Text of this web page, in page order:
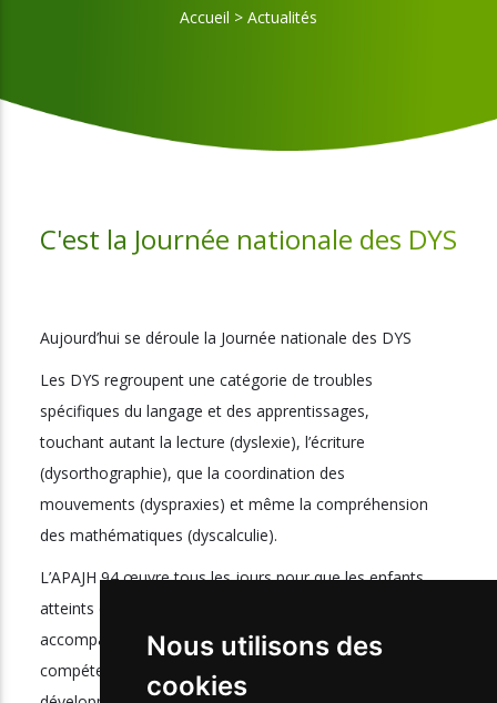
Nous utilisons des
cookies
Accueil > Actualités
C'est la Journée nationale des DYS
Aujourd’hui se déroule la Journée nationale des DYS
Les DYS regroupent une catégorie de troubles
spécifiques du langage et des apprentissages,
touchant autant la lecture (dyslexie), l’écriture
(dysorthographie), que la coordination des
mouvements (dyspraxies) et même la compréhension
des mathématiques (dyscalculie).
L’APAJH 94 œuvre tous les jours pour que les enfants
atteints de ces troubles puissent être correctement
accompagnés par des professionnels de santé
compétents afin que rien n’entrave leur